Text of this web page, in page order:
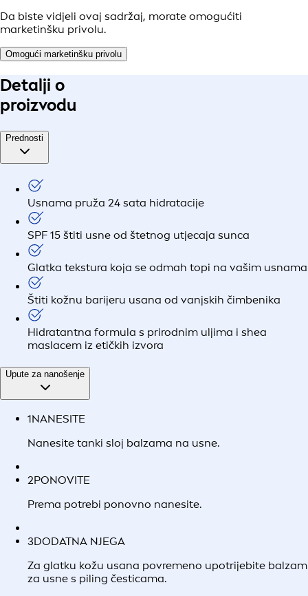
Da biste vidjeli ovaj sadržaj, morate omogućiti
marketinšku privolu.
Omogući marketinšku privolu
Detalji o
proizvodu
Prednosti
Usnama pruža 24 sata hidratacije
SPF 15 štiti usne od štetnog utjecaja sunca
Glatka tekstura koja se odmah topi na vašim usnama
Štiti kožnu barijeru usana od vanjskih čimbenika
Hidratantna formula s prirodnim uljima i shea
maslacem iz etičkih izvora
Upute za nanošenje
1NANESITE
Nanesite tanki sloj balzama na usne.
2PONOVITE
Prema potrebi ponovno nanesite.
3DODATNA NJEGA
Za glatku kožu usana povremeno upotrijebite balzam
za usne s piling česticama.